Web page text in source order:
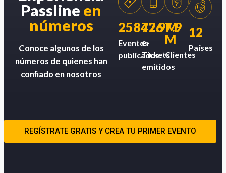
Passline en
números
Conoce algunos de los
números de quienes han
confiado en nosotros
258426
Eventos
publicados
77.9M
e-
Tickets
emitidos
7.9
M
Clientes
12
Países
REGÍSTRATE GRATIS Y CREA TU PRIMER EVENTO